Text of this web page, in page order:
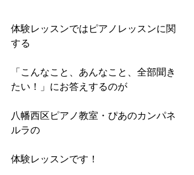
体験レッスンではピアノレッスンに関
する
「こんなこと、あんなこと、全部聞き
たい！」にお答えするのが
八幡西区ピアノ教室・ぴあのカンパネ
ルラの
体験レッスンです！